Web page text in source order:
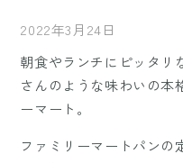
2022年3月24日
朝食やランチにピッタリ
さんのような味わいの本
ーマート。
ファミリーマートパンの